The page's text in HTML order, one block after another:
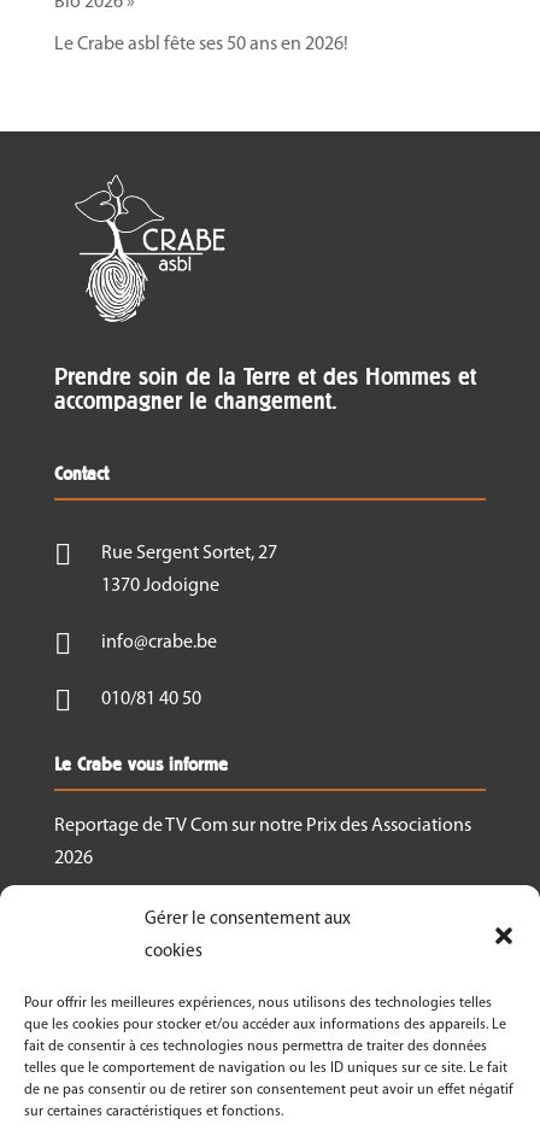
Gérer le consentement aux
cookies
Pour offrir les meilleures expériences, nous utilisons des technologies telles
que les cookies pour stocker et/ou accéder aux informations des appareils. Le
fait de consentir à ces technologies nous permettra de traiter des données
telles que le comportement de navigation ou les ID uniques sur ce site. Le fait
de ne pas consentir ou de retirer son consentement peut avoir un effet négatif
sur certaines caractéristiques et fonctions.
Le Crabe asbl fête ses 50 ans en 2026!
Prendre soin de la Terre et des Hommes et
accompagner le changement.
Contact

Rue Sergent Sortet, 27
1370 Jodoigne
 info@crabe.be
 010/81 40 50
Le Crabe vous informe
Reportage de TV Com sur notre Prix des Associations
2026
décernés par Canopea
Découvrez nos activités dans le cadre de « La
Semaine Bio 2026 »
Le Crabe asbl fête ses 50 ans en 2026!